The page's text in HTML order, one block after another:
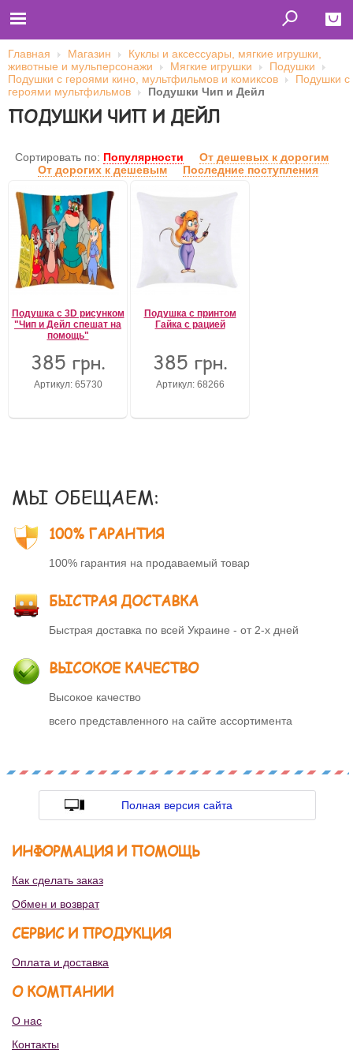
Close
Главная
Футболки
Толстовки (кенгурушки)
Лонгсливы
Бейсболки
Ветровки
Оплата и доставка
О нас
Сотрудничество
Имя пользователя (логин)
Пароль
Запомнить меня
Забыли пароль?
Главная Магазин
Куклы и аксессуары, мягкие игрушки,
животные и мульперсонажи
Мягкие игрушки
Подушки
Подушки с героями кино, мультфильмов и комиксов
Подушки с
героями мультфильмов
Подушки Чип и Дейл
ПОДУШКИ ЧИП И ДЕЙЛ
Сортировать по: Популярности
От дешевых к дорогим
От дорогих к дешевым
Последние поступления
Подушка с 3D рисунком
"Чип и Дейл спешат на
помощь"
385 грн.
Артикул: 65730
Подушка с принтом
Гайка с рацией
385 грн.
Артикул: 68266
МЫ ОБЕЩАЕМ:
100% ГАРАНТИЯ
100% гарантия на продаваемый товар
БЫСТРАЯ ДОСТАВКА
Быстрая доставка по всей Украине - от 2-х дней
ВЫСОКОЕ КАЧЕСТВО
Высокое качество
всего представленного на сайте ассортимента
Полная версия сайта
ИНФОРМАЦИЯ И ПОМОЩЬ
Как сделать заказ
Обмен и возврат
СЕРВИС И ПРОДУКЦИЯ
Оплата и доставка
О КОМПАНИИ
О нас
Контакты